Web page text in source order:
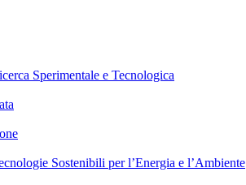
Sperimentale e Tecnologica
Sostenibili per l’Energia e l’Ambiente